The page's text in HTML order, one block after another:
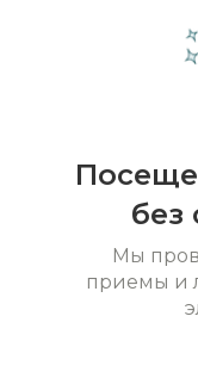
без
Мы
приемы и